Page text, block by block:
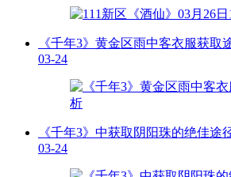
《千年3》黄金区雨中客衣服获取
03-24
《千年3》中获取阴阳珠的绝佳途
03-24